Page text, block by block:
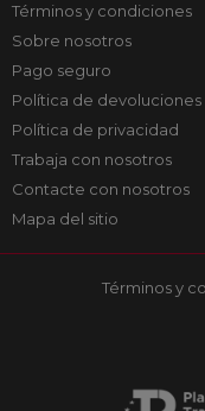
Términos y condiciones
Sobre nosotros
Pago seguro
Política de devoluciones
Política de privacidad
Trabaja con nosotros
Contacte con nosotros
Mapa del sitio
Términos y